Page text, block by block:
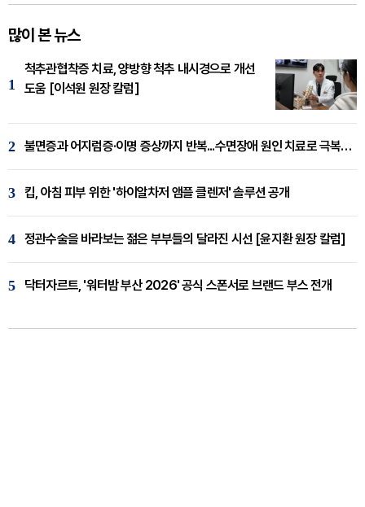
많이 본 뉴스
1
척추관협착증 치료, 양방향 척추 내시경으로 개선
도움 [이석원 원장 칼럼]
2 불면증과 어지럼증·이명 증상까지 반복...수면장애 원인 치료로 극복해야
3 킵, 아침 피부 위한 '하이알차저 앰플 클렌저' 솔루션 공개
4 정관수술을 바라보는 젊은 부부들의 달라진 시선 [윤지환 원장 칼럼]
5 닥터자르트, '워터밤 부산 2026' 공식 스폰서로 브랜드 부스 전개